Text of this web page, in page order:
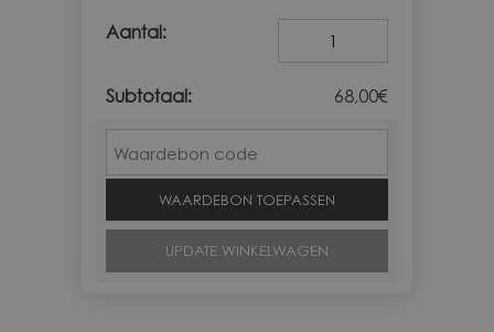
Aantal
68,00€
WAARDEBON TOEPASSEN
UPDATE WINKELWAGEN